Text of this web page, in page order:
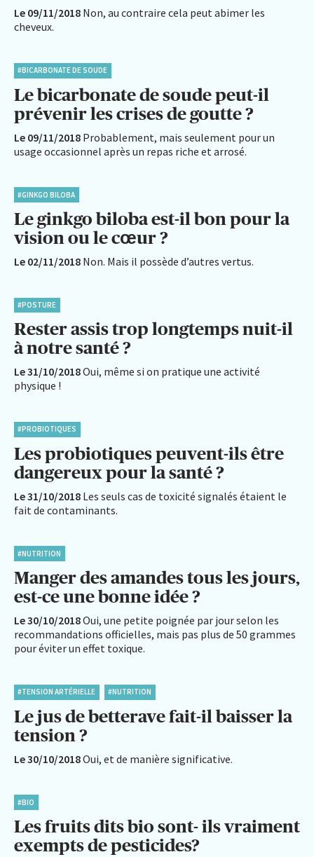
Le 09/11/2018 Non, au contraire cela peut abimer les
cheveux.
#BICARBONATE DE SOUDE
Le bicarbonate de soude peut-il
prévenir les crises de goutte ?
Le 09/11/2018 Probablement, mais seulement pour un
usage occasionnel après un repas riche et arrosé.
#GINKGO BILOBA
Le ginkgo biloba est-il bon pour la
vision ou le cœur ?
Le 02/11/2018 Non. Mais il possède d’autres vertus.
#POSTURE
Rester assis trop longtemps nuit-il
à notre santé ?
Le 31/10/2018Oui, même si on pratique une activité
physique !
#PROBIOTIQUES
Les probiotiques peuvent-ils être
dangereux pour la santé ?
Le 31/10/2018 Les seuls cas de toxicité signalés étaient le
fait de contaminants.
#NUTRITION
Manger des amandes tous les jours,
est-ce une bonne idée ?
Le 30/10/2018Oui, une petite poignée par jour selon les
recommandations officielles, mais pas plus de 50 grammes
pour éviter un effet toxique.
#TENSION ARTÉRIELLE #NUTRITION
Le jus de betterave fait-il baisser la
tension ?
Le 30/10/2018Oui, et de manière significative.
#BIO
Les fruits dits bio sont- ils vraiment
exempts de pesticides?